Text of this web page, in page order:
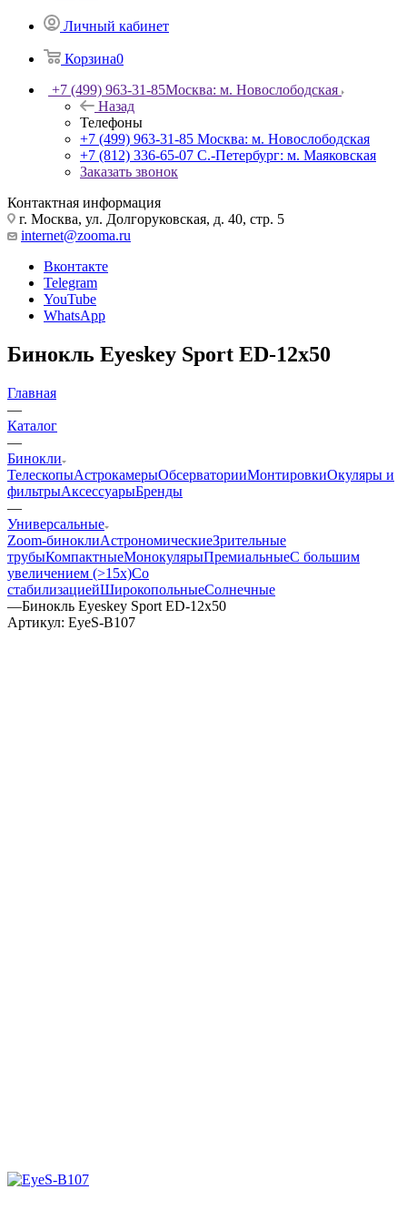
Личный кабинет
Корзина0
+7 (499) 963-31-85Москва: м. Новослободская
Назад
Телефоны
+7 (499) 963-31-85 Москва: м. Новослободская
+7 (812) 336-65-07 С.-Петербург: м. Маяковская
Заказать звонок
Контактная информация
г. Москва, ул. Долгоруковская, д. 40, стр. 5
internet@zooma.ru
Вконтакте
Telegram
YouTube
WhatsApp
Бинокль Eyeskey Sport ED-12x50
Главная
—
Каталог
—
Бинокли
ТелескопыАстрокамерыОбсерваторииМонтировкиОкуляры и
фильтрыАксессуарыБренды
—
Универсальные
Zoom-биноклиАстрономическиеЗрительные
трубыКомпактныеМонокулярыПремиальныеС большим
увеличением (>15x)Со
стабилизациейШирокопольныеСолнечные
—Бинокль Eyeskey Sport ED-12x50
Артикул: EyeS-B107